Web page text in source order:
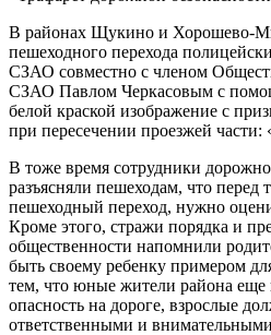
В районах Щукино и Хорошево-
пешеходного перехода
СЗАО совместно с членом
СЗАО Павлом Черкасовым с
белой краской изображение с
при пересечении проезжей части:
В тоже время сотрудники
разъясняли пешеходам, что перед
пешеходный переход, нужно
Кроме этого, стражи порядка и
общественности напомнили
быть своему ребенку примером
тем, что юные жители района еще
опасность на дороге, взрослые
ответственными и